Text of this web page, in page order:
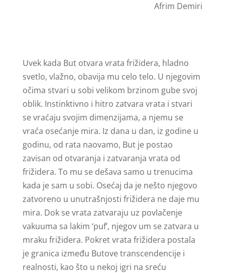
Afrim Demiri
Uvek kada But otvara vrata frižidera, hladno
svetlo, vlažno, obavija mu celo telo. U njegovim
očima stvari u sobi velikom brzinom gube svoj
oblik. Instinktivno i hitro zatvara vrata i stvari
se vraćaju svojim dimenzijama, a njemu se
vraća osećanje mira. Iz dana u dan, iz godine u
godinu, od rata naovamo, But je postao
zavisan od otvaranja i zatvaranja vrata od
frižidera. To mu se dešava samo u trenucima
kada je sam u sobi. Osećaj da je nešto njegovo
zatvoreno u unutrašnjosti frižidera ne daje mu
mira. Dok se vrata zatvaraju uz povlačenje
vakuuma sa lakim ‘puf’, njegov um se zatvara u
mraku frižidera. Pokret vrata frižidera postala
je granica između Butove transcendencije i
realnosti, kao što u nekoj igri na sreću